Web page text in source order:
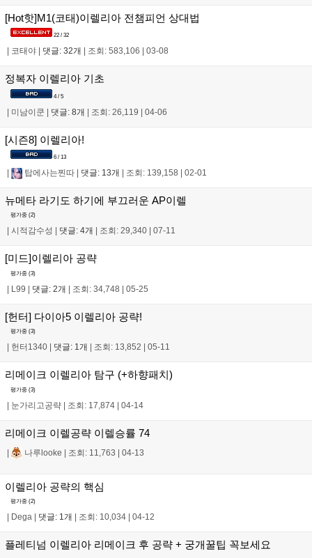
[Hot핫]M1(코태)이렐리아 전챔피언 상대법
22 / 32
코태야 댓글: 32개 조회: 583,106 03-08
정복자 이렐리아 기초
4 / 5
| 미남이쿤 | 댓글: 8개 | 조회: 26,119 | 04-06
[시즌8] 이렐리아!
6 / 13
탑에사는찐따 댓글: 13개 조회: 139,158 02-01
뉴메타 라기도 하기에 부끄러운 AP이렐
평가중 (2)
시적감수성 댓글: 4개 조회: 29,340 07-11
[미드]이렐리아 공략
평가중 (3)
| L99 | 댓글: 2개 | 조회: 34,748 | 05-25
[헌터] 다이아5 이렐리아 공략!
평가중 (3)
헌터1340 댓글: 1개 조회: 13,852 05-11
리메이크 이렐리아 탐구 (+하향패치)
평가중 (3)
| 눈가리고공략 | 조회: 17,874 | 04-14
리메이크 이렐공략 이렐승률 74
| 나루looke | 조회: 11,763 | 04-13
이렐리아 공략의 핵심
평가중 (2)
Dega 댓글: 1개 조회: 10,034 04-12
플레티넘 이렐리아 리메이크 후 공략 + 궁개꿀팁 꼭보세요